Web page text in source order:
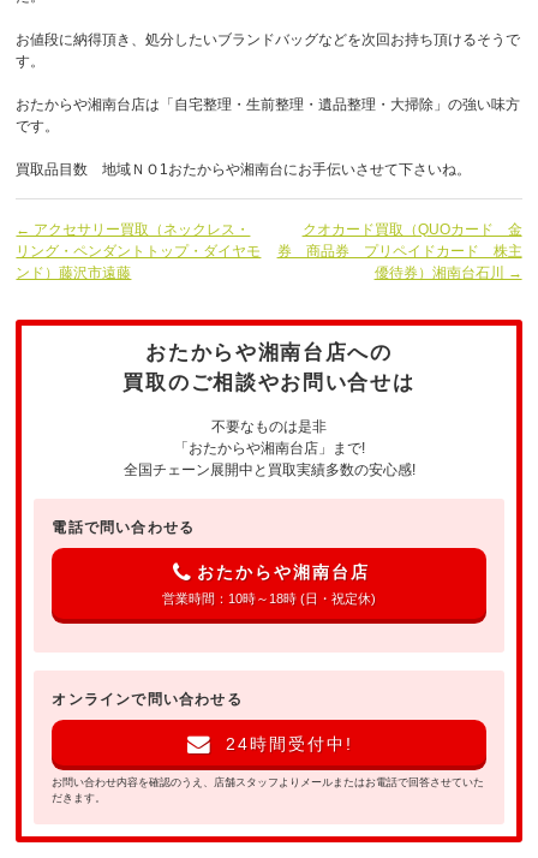
お値段に納得頂き、処分したいブランドバッグなどを次回お持ち頂けるそうで
す。
おたからや湘南台店は「自宅整理・生前整理・遺品整理・大掃除」の強い味方
です。
買取品目数 地域ＮＯ1おたからや湘南台にお手伝いさせて下さいね。
← アクセサリー買取（ネックレス・
リング・ペンダントトップ・ダイヤモ
ンド）藤沢市遠藤
クオカード買取（QUOカード 金
券 商品券 プリペイドカード 株主
優待券）湘南台石川 →
おたからや湘南台店への
買取のご相談やお問い合せは
不要なものは是非
「おたからや湘南台店」まで!
全国チェーン展開中と買取実績多数の安心感!
電話で問い合わせる
おたからや湘南台店
営業時間：10時～18時 (日・祝定休)
オンラインで問い合わせる
24時間受付中!
お問い合わせ内容を確認のうえ、店舗スタッフよりメールまたはお電話で回答させていた
だきます。